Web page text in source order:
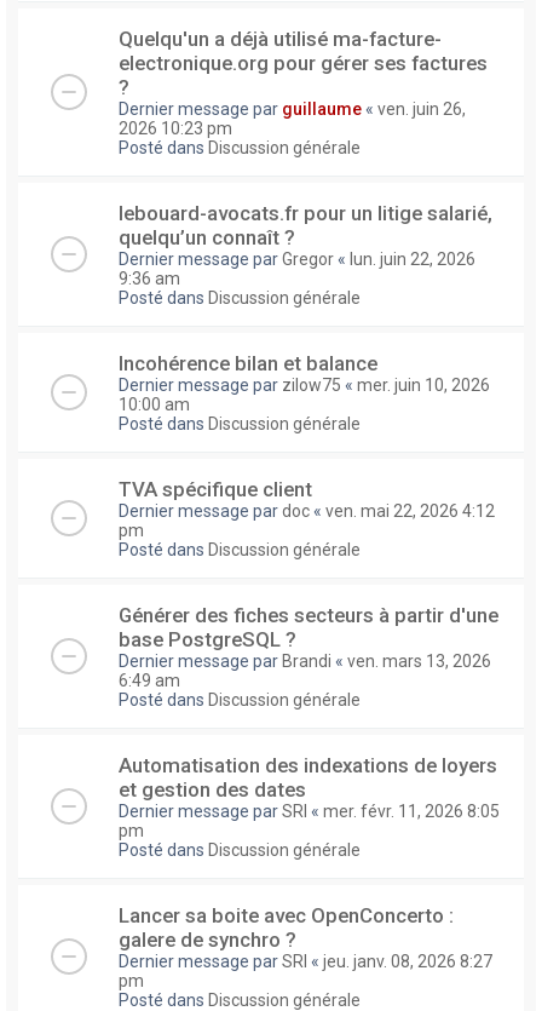
Quelqu'un a déjà utilisé ma-facture-
electronique.org pour gérer ses factures
?
Dernier message par guillaume « ven. juin 26,
2026 10:23 pm
Posté dans Discussion générale
lebouard-avocats.fr pour un litige salarié,
quelqu’un connaît ?
Dernier message parGregor « lun. juin 22, 2026
9:36 am
Posté dans Discussion générale
Incohérence bilan et balance
Dernier message par zilow75 « mer. juin 10, 2026
10:00 am
Posté dans Discussion générale
TVA spécifique client
Dernier message pardoc « ven. mai 22, 2026 4:12
pm
Posté dans Discussion générale
Générer des fiches secteurs à partir d'une
base PostgreSQL ?
Dernier message par Brandi « ven. mars 13, 2026
6:49 am
Posté dans Discussion générale
Automatisation des indexations de loyers
et gestion des dates
Dernier message parSRI « mer. févr. 11, 2026 8:05
pm
Posté dans Discussion générale
Lancer sa boite avec OpenConcerto :
galere de synchro ?
Dernier message parSRI « jeu. janv. 08, 2026 8:27
pm
Posté dans Discussion générale